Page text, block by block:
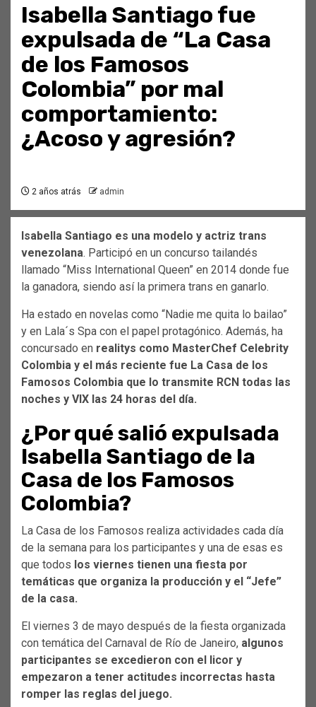
Isabella Santiago fue
expulsada de “La Casa
de los Famosos
Colombia” por mal
comportamiento:
¿Acoso y agresión?
2 años atrás admin
Isabella Santiago es una modelo y actriz trans
venezolana. Participó en un concurso tailandés
llamado “Miss International Queen” en 2014 donde fue
la ganadora, siendo así la primera trans en ganarlo.
Ha estado en novelas como “Nadie me quita lo bailao”
y en Lala´s Spa con el papel protagónico. Además, ha
concursado en realitys como MasterChef Celebrity
Colombia y el más reciente fue La Casa de los
Famosos Colombia que lo transmite RCN todas las
noches y VIX las 24 horas del día.
¿Por qué salió expulsada
Isabella Santiago de la
Casa de los Famosos
Colombia?
La Casa de los Famosos realiza actividades cada día
de la semana para los participantes y una de esas es
que todos los viernes tienen una fiesta por
temáticas que organiza la producción y el “Jefe”
de la casa.
El viernes 3 de mayo después de la fiesta organizada
con temática del Carnaval de Río de Janeiro, algunos
participantes se excedieron con el licor y
empezaron a tener actitudes incorrectas hasta
romper las reglas del juego.